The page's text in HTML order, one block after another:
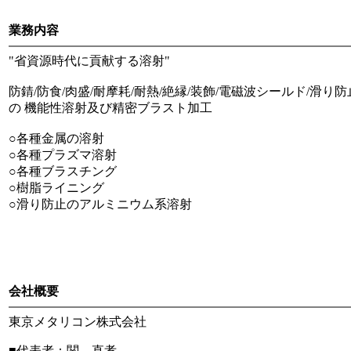
業務内容
"省資源時代に貢献する溶射"
防錆/防食/肉盛/耐摩耗/耐熱/絶縁/装飾/電磁波シールド/滑り防
の 機能性溶射及び精密ブラスト加工
○各種金属の溶射
○各種プラズマ溶射
○各種ブラスチング
○樹脂ライニング
○滑り防止のアルミニウム系溶射
会社概要
東京メタリコン株式会社